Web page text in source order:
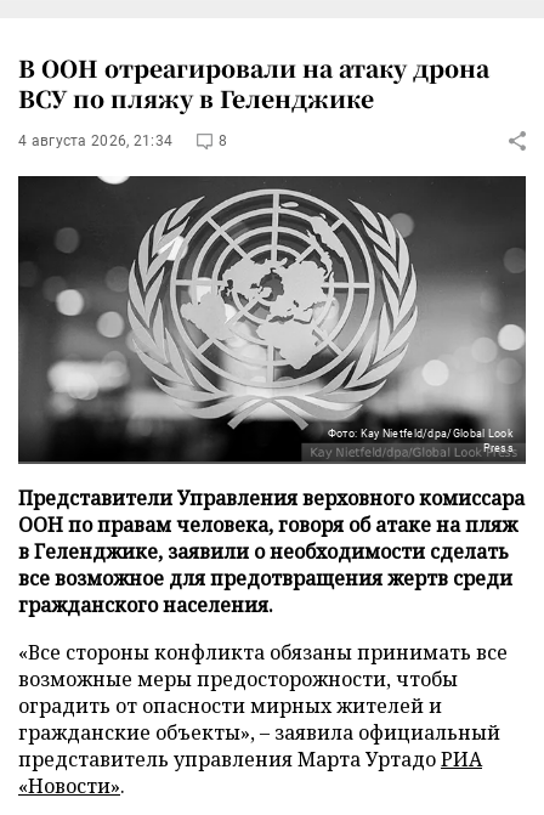
В ООН отреагировали на атаку дрона
ВСУ по пляжу в Геленджике
4 августа 2026, 21:34 8
Фото: Kay Nietfeld/dpa/Global Look
Press
Представители Управления верховного комиссара
ООН по правам человека, говоря об атаке на пляж
в Геленджике, заявили о необходимости сделать
все возможное для предотвращения жертв среди
гражданского населения.
«Все стороны конфликта обязаны принимать все
возможные меры предосторожности, чтобы
оградить от опасности мирных жителей и
гражданские объекты», – заявила официальный
представитель управления Марта УртадоРИА
«Новости».